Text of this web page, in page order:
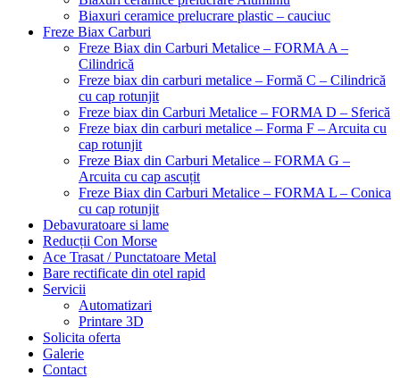
Biaxuri ceramice prelucrare plastic – cauciuc
Freze Biax Carburi
Freze Biax din Carburi Metalice – FORMA A –
Cilindrică
Freze biax din carburi metalice – Formă C – Cilindrică
cu cap rotunjit
Freze biax din Carburi Metalice – FORMA D – Sferică
Freze biax din carburi metalice – Forma F – Arcuita cu
cap rotunjit
Freze Biax din Carburi Metalice – FORMA G –
Arcuita cu cap ascuțit
Freze Biax din Carburi Metalice – FORMA L – Conica
cu cap rotunjit
Debavuratoare si lame
Reducții Con Morse
Ace Trasat / Punctatoare Metal
Bare rectificate din otel rapid
Servicii
Automatizari
Printare 3D
Solicita oferta
Galerie
Contact